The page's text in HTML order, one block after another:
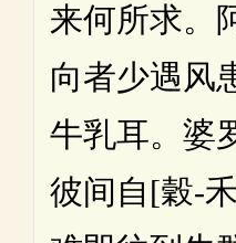
来何所求。
向者少遇风
牛乳耳。婆
彼间自[穀-